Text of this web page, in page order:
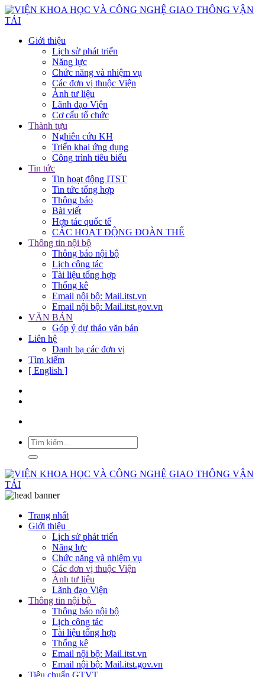
Giới thiệu
Lịch sử phát triển
Năng lực
Chức năng và nhiệm vụ
Các đơn vị thuộc Viện
Ảnh tư liệu
Lãnh đạo Viện
Cơ cấu tổ chức
Thành tựu
Nghiên cứu KH
Triển khai ứng dụng
Công trình tiêu biểu
Tin tức
Tin hoạt động ITST
Tin tức tổng hợp
Thông báo
Bài viết
Hợp tác quốc tế
CÁC HOẠT ĐỘNG ĐOÀN THỂ
Thông tin nội bộ
Thông báo nội bộ
Lịch công tác
Tài liệu tổng hợp
Thống kê
Email nội bộ: Mail.itst.vn
Email nội bộ: Mail.itst.gov.vn
VĂN BẢN
Góp ý dự thảo văn bản
Liên hệ
Danh bạ các đơn vị
Tìm kiếm
[ English ]
Trang nhất
Giới thiệu
Lịch sử phát triển
Năng lực
Chức năng và nhiệm vụ
Các đơn vị thuộc Viện
Ảnh tư liệu
Lãnh đạo Viện
Thông tin nội bộ
Thông báo nội bộ
Lịch công tác
Tài liệu tổng hợp
Thống kê
Email nội bộ: Mail.itst.vn
Email nội bộ: Mail.itst.gov.vn
Tiêu chuẩn GTVT